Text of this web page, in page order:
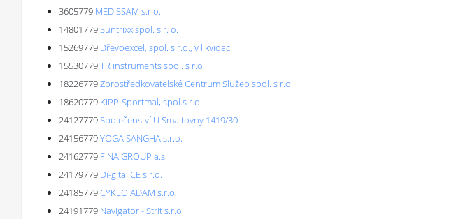
3605779 MEDISSAM s.r.o.
14801779Suntrixx spol. s r. o.
15269779 Dřevoexcel, spol. s r.o., v likvidaci
15530779TR instruments spol. s r.o.
18226779Zprostředkovatelské Centrum Služeb spol. s r.o.
18620779 KIPP-Sportmal, spol.s r.o.
24127779Společenství U Smaltovny 1419/30
24156779YOGA SANGHA s.r.o.
24162779 FINA GROUP a.s.
24179779 Di-gital CE s.r.o.
24185779CYKLO ADAM s.r.o.
24191779 Navigator - Strit s.r.o.